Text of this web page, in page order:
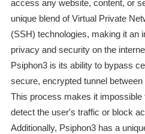
access any website, content, or
unique blend of Virtual Private
(SSH) technologies, making it an
privacy and security on the
Psiphon3 is its ability to bypass
secure, encrypted tunnel
This process makes it
detect the user's traffic or block
Additionally, Psiphon3 has a